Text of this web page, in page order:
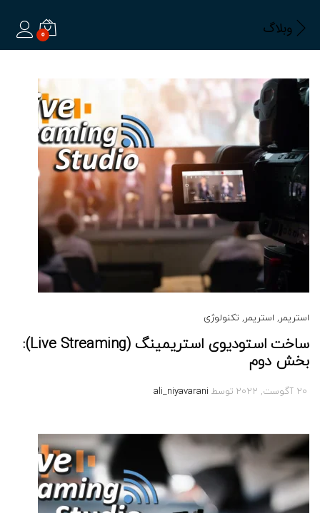
وبلاگ 0
ورود
استریمر, استریمر, تکنولوژی
ساخت استودیوی استریمینگ (Live Streaming):
بخش دوم
20 آگوست, 2022 توسط ali_niyavarani